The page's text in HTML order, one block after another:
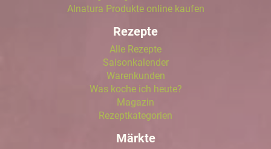
Alnatura Produkte online kaufen
Rezepte
Alle Rezepte
Saisonkalender
Warenkunden
Was koche ich heute?
Magazin
Rezeptkategorien
Märkte